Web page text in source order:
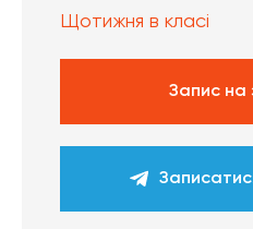
Щотижня в класі
Запис на